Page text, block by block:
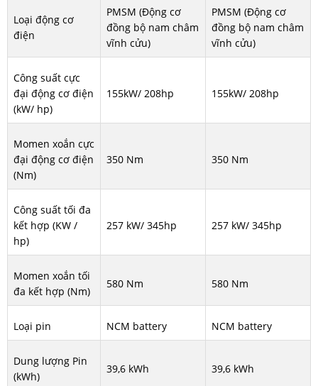
Loại động cơ
điện
PMSM (Động cơ
đồng bộ nam châm
vĩnh cửu)
PMSM (Động cơ
đồng bộ nam châm
vĩnh cửu)
Công suất cực
đại động cơ điện
(kW/ hp)
155kW/ 208hp 155kW/ 208hp
Momen xoắn cực
đại động cơ điện
(Nm)
350 Nm 350 Nm
Công suất tối đa
kết hợp (KW /
hp)
257 kW/ 345hp 257 kW/ 345hp
Momen xoắn tối
đa kết hợp (Nm)
580 Nm 580 Nm
Loại pin NCM battery NCM battery
Dung lượng Pin
(kWh)
39,6 kWh 39,6 kWh